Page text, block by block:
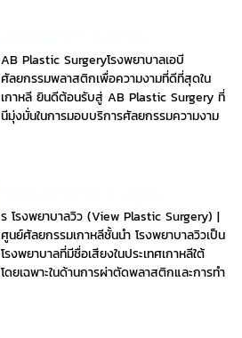
AB Plastic Surgeryโรงพยาบาลเอบี
ศัลยกรรมพลาสติกเพื่อความงามที่ดีที่สุดใน
เกาหลี ยินดีต้อนรับสู่ AB Plastic Surgery ที่
นีมุ่งมั่นในการมอบบริการศัลยกรรมความงาม
ร โรงพยาบาลวิว (View Plastic Surgery) |
ศูนย์ศัลยกรรมเกาหลีชั้นนำ โรงพยาบาลวิวเป็น
โรงพยาบาลที่มีชื่อเสียงในประเทศเกาหลีใต้
โดยเฉพาะในด้านการผ่าตัดพลาสติกและการทำ